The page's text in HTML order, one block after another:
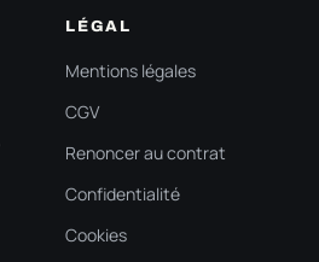
LÉGAL
Mentions légales
CGV
Renoncer au contrat
Confidentialité
Cookies